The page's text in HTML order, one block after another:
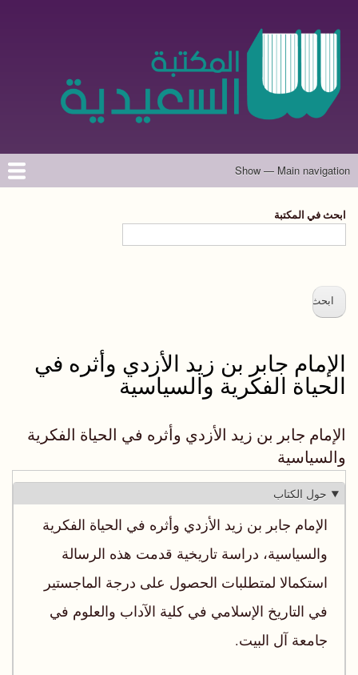
الرئيسي
Main
Show — Main navigation
الرئيسية
المؤلفون
تواصل معنا
حول الموقع
ابحث في المكتبة
الإمام جابر بن زيد الأزدي وأثره في
الحياة الفكرية والسياسية
الإمام جابر بن زيد الأزدي وأثره في الحياة الفكرية
والسياسية
حول الكتاب
الإمام جابر بن زيد الأزدي وأثره في الحياة الفكرية
والسياسية، دراسة تاريخية قدمت هذه الرسالة
استكمالا لمتطلبات الحصول على درجة الماجستير
في التاريخ الإسلامي في كلية الآداب والعلوم في
جامعة آل البيت.